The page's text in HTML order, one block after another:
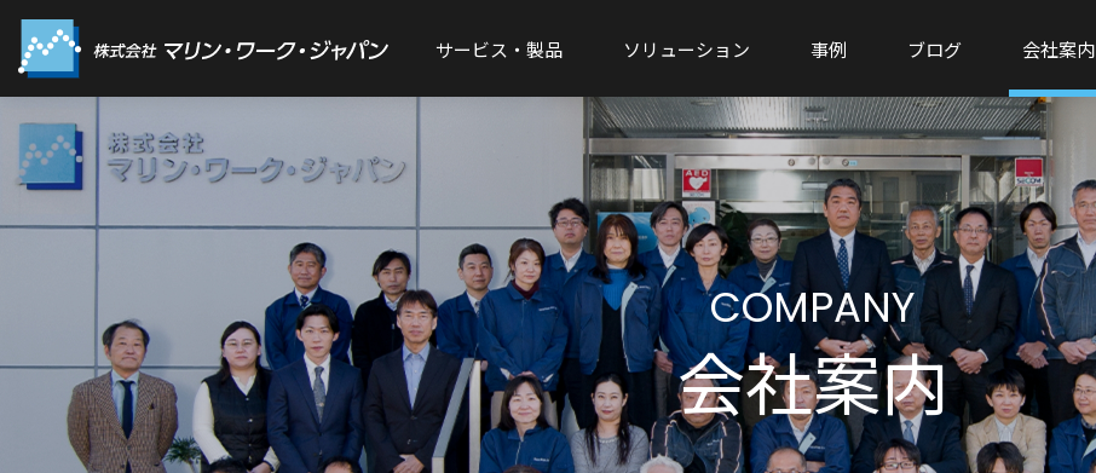
サービス・製品 ソリューション 事例 ブログ 会社案内
COMPANY
会社案内